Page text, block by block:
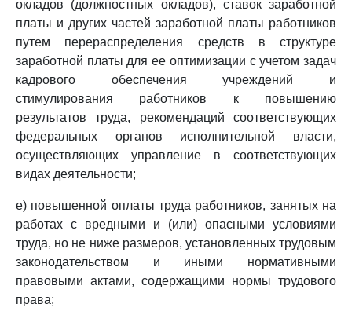
окладов (должностных окладов), ставок заработной
платы и других частей заработной платы работников
путем перераспределения средств в структуре
заработной платы для ее оптимизации с учетом задач
кадрового обеспечения учреждений и
стимулирования работников к повышению
результатов труда, рекомендаций соответствующих
федеральных органов исполнительной власти,
осуществляющих управление в соответствующих
видах деятельности;
е) повышенной оплаты труда работников, занятых на
работах с вредными и (или) опасными условиями
труда, но не ниже размеров, установленных трудовым
законодательством и иными нормативными
правовыми актами, содержащими нормы трудового
права;